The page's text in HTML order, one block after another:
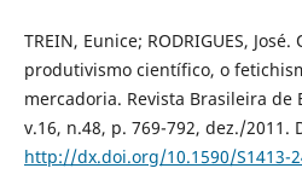
TREIN, Eunice; RODRIGUES,
produtivismo científico, o
mercadoria. Revista Brasileira de
v.16, n.48, p. 769-792, dez./2011.
http://dx.doi.org/10.1590/S1413-